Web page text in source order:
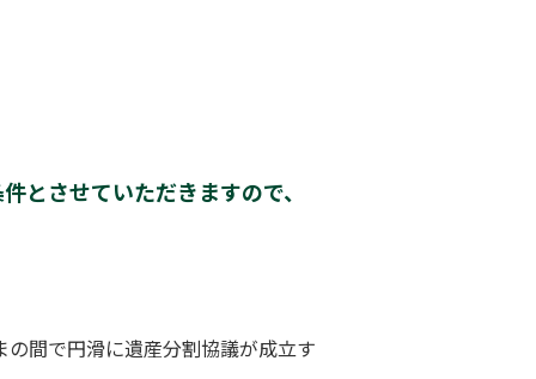
とさせていただきますので、
間で円滑に遺産分割協議が成立す